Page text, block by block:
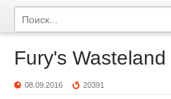
Fury's
08.09.2016 20391